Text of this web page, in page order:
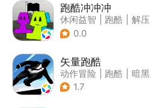
跑酷冲冲冲
休闲益智 跑酷
解压
| 清新
0.0
矢量跑酷
动作冒险 跑酷
暗黑
| 通关
1.7